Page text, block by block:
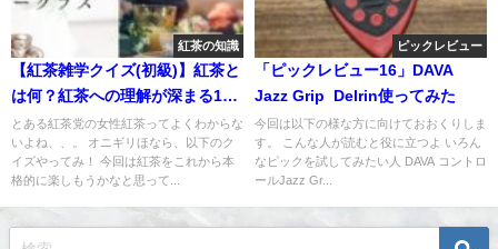
紅茶の知識
【紅茶雑学クイズ(初級)】紅茶と
は何？紅茶への理解が深まる15
問！
とある紅茶党の女性紅茶ってよくわからな
いよね、、。 オニギリほなら、以下のク
イズやってみ！ 今回は紅茶をこれから本
格的に楽しもうかなと思って...
ピックレビュー
「ピックレビュー16」DAVA
Jazz Grip Delrin使ってみた
今回は以下の様な方に向けておおくりしま
す。 こんな人が読むと役に立つよ いろん
なピックを試してみたい人 DAVA コントロ
ールJazz Gr...